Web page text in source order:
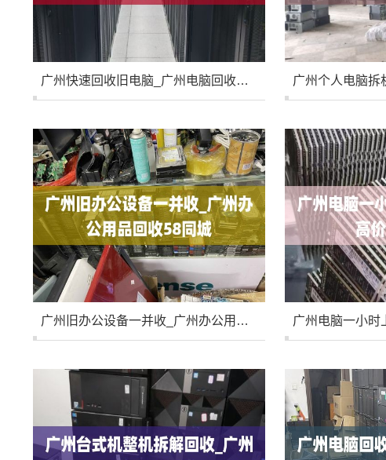
广州快速回收旧电脑_广州电脑回收价格电话多少
广州旧办公设备一并收_广州办公用品回收58同城